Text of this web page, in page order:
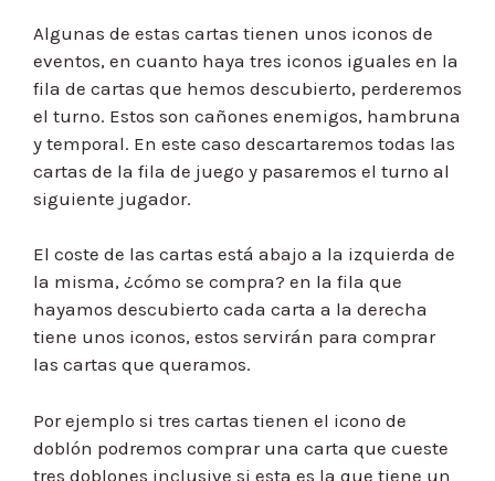
Algunas de estas cartas tienen unos iconos de
eventos, en cuanto haya tres iconos iguales en la
fila de cartas que hemos descubierto, perderemos
el turno. Estos son cañones enemigos, hambruna
y temporal. En este caso descartaremos todas las
cartas de la fila de juego y pasaremos el turno al
siguiente jugador.
El coste de las cartas está abajo a la izquierda de
la misma, ¿cómo se compra? en la fila que
hayamos descubierto cada carta a la derecha
tiene unos iconos, estos servirán para comprar
las cartas que queramos.
Por ejemplo si tres cartas tienen el icono de
doblón podremos comprar una carta que cueste
tres doblones inclusive si esta es la que tiene un